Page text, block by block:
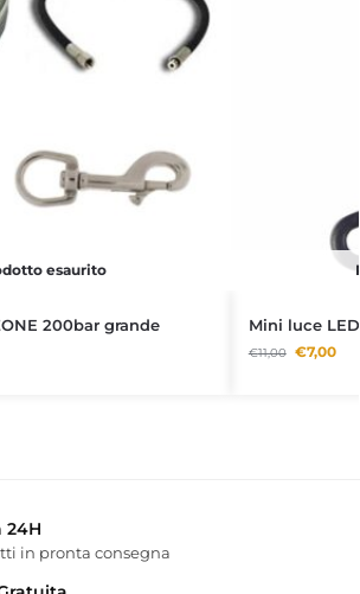
esaurito
200bar grande Mini luce
€11,00 €7,00
24H
in pronta consegna